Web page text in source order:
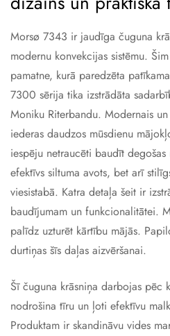
Morsø 7343 ir jaudīga čuguna
modernu konvekcijas sistēmu.
pamatne, kurā paredzēta
7300 sērija tika izstrādāta
Moniku Riterbandu. Modernais
iederas daudzos mūsdienu
iespēju netraucēti baudīt degošas
efektīvs siltuma avots, bet arī
viesistabā. Katra detaļa šeit ir
baudījumam un funkcionalitātei.
palīdz uzturēt kārtību mājās.
durtiņas šīs daļas aizvēršanai.
Šī čuguna krāsniņa darbojas pēc
nodrošina tīru un ļoti efektīvu
Produktam ir skandināvu vides